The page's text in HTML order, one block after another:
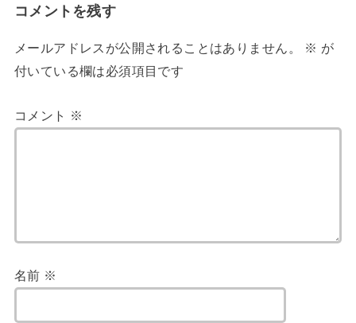
コメントを残す
メールアドレスが公開されることはありません。 ※ が
付いている欄は必須項目です
コメント ※
名前 ※